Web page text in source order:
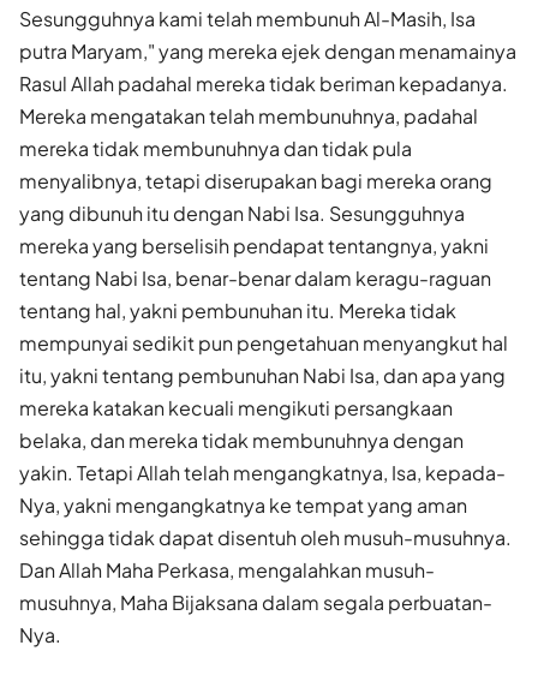
Sesungguhnya kami telah membunuh Al-Masih, Isa
putra Maryam," yang mereka ejek dengan menamainya
Rasul Allah padahal mereka tidak beriman kepadanya.
Mereka mengatakan telah membunuhnya, padahal
mereka tidak membunuhnya dan tidak pula
menyalibnya, tetapi diserupakan bagi mereka orang
yang dibunuh itu dengan Nabi Isa. Sesungguhnya
mereka yang berselisih pendapat tentangnya, yakni
tentang Nabi Isa, benar-benar dalam keragu-raguan
tentang hal, yakni pembunuhan itu. Mereka tidak
mempunyai sedikit pun pengetahuan menyangkut hal
itu, yakni tentang pembunuhan Nabi Isa, dan apa yang
mereka katakan kecuali mengikuti persangkaan
belaka, dan mereka tidak membunuhnya dengan
yakin. Tetapi Allah telah mengangkatnya, Isa, kepada-
Nya, yakni mengangkatnya ke tempat yang aman
sehingga tidak dapat disentuh oleh musuh-musuhnya.
Dan Allah Maha Perkasa, mengalahkan musuh-
musuhnya, Maha Bijaksana dalam segala perbuatan-
Nya.